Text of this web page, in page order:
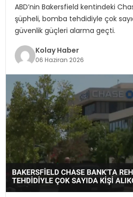
ABD’nin Bakersfield kentindeki
şüpheli, bomba tehdidiyle çok
güvenlik güçleri alarma geçti.
Kolay Haber
06 Haziran 2026